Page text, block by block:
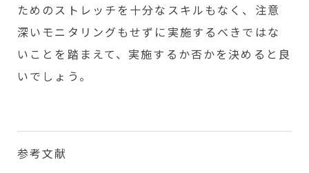
ためのストレッチを十分なスキルもなく、注意
深いモニタリングもせずに実施するべきではな
いことを踏まえて、実施するか否かを決めると良
いでしょう。
参考文献